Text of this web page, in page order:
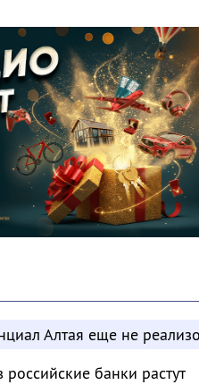
Алтая еще не
банки растут